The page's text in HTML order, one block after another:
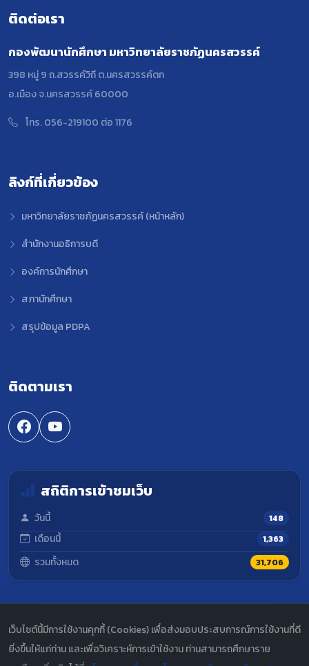
ติดต่อเรา
กองพัฒนานักศึกษา มหาวิทยาลัยราชภัฏนครสวรรค์
398 หมู่ 9 ถ.สวรรค์วิถี ต.นครสวรรค์ตก
อ.เมือง จ.นครสวรรค์ 60000
โทร. 056-219100 ต่อ 1176
ลิงก์ที่เกี่ยวข้อง
มหาวิทยาลัยราชภัฏนครสวรรค์ (หน้าหลัก)
สำนักงานอธิการบดี
องค์การนักศึกษา
สภานักศึกษา
สรุปข้อมูล PDPA
ติดตามเรา
สถิติการเข้าชมเว็บ
วันนี้ 148
เดือนนี้ 1,363
รวมทั้งหมด 31,706
© 2567 กองพัฒนานักศึกษา มหาวิทยาลัยราชภัฏนครสวรรค์. สงวน
ลิขสิทธิ์.
เว็บไซต์นี้มีการใช้งานคุกกี้ (Cookies) เพื่อส่งมอบประสบการณ์การใช้งานที่ดี
ยิ่งขึ้นให้แก่ท่าน และเพื่อวิเคราะห์การเข้าใช้งาน ท่านสามารถศึกษาราย